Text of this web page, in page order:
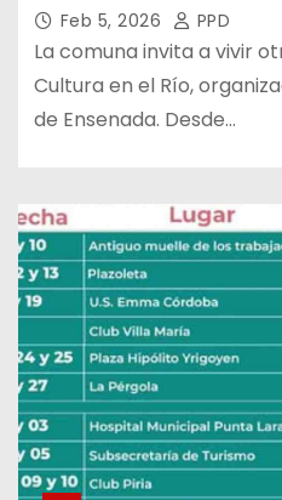
Feb 5, 2026 PPD
La comuna invita a vivir
Cultura en el Río,
de Ensenada. Desde…